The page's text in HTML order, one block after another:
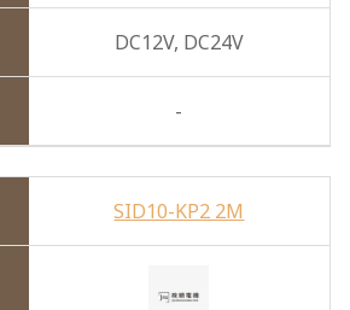
DC12V, DC24V
-
SID10-KP2 2M